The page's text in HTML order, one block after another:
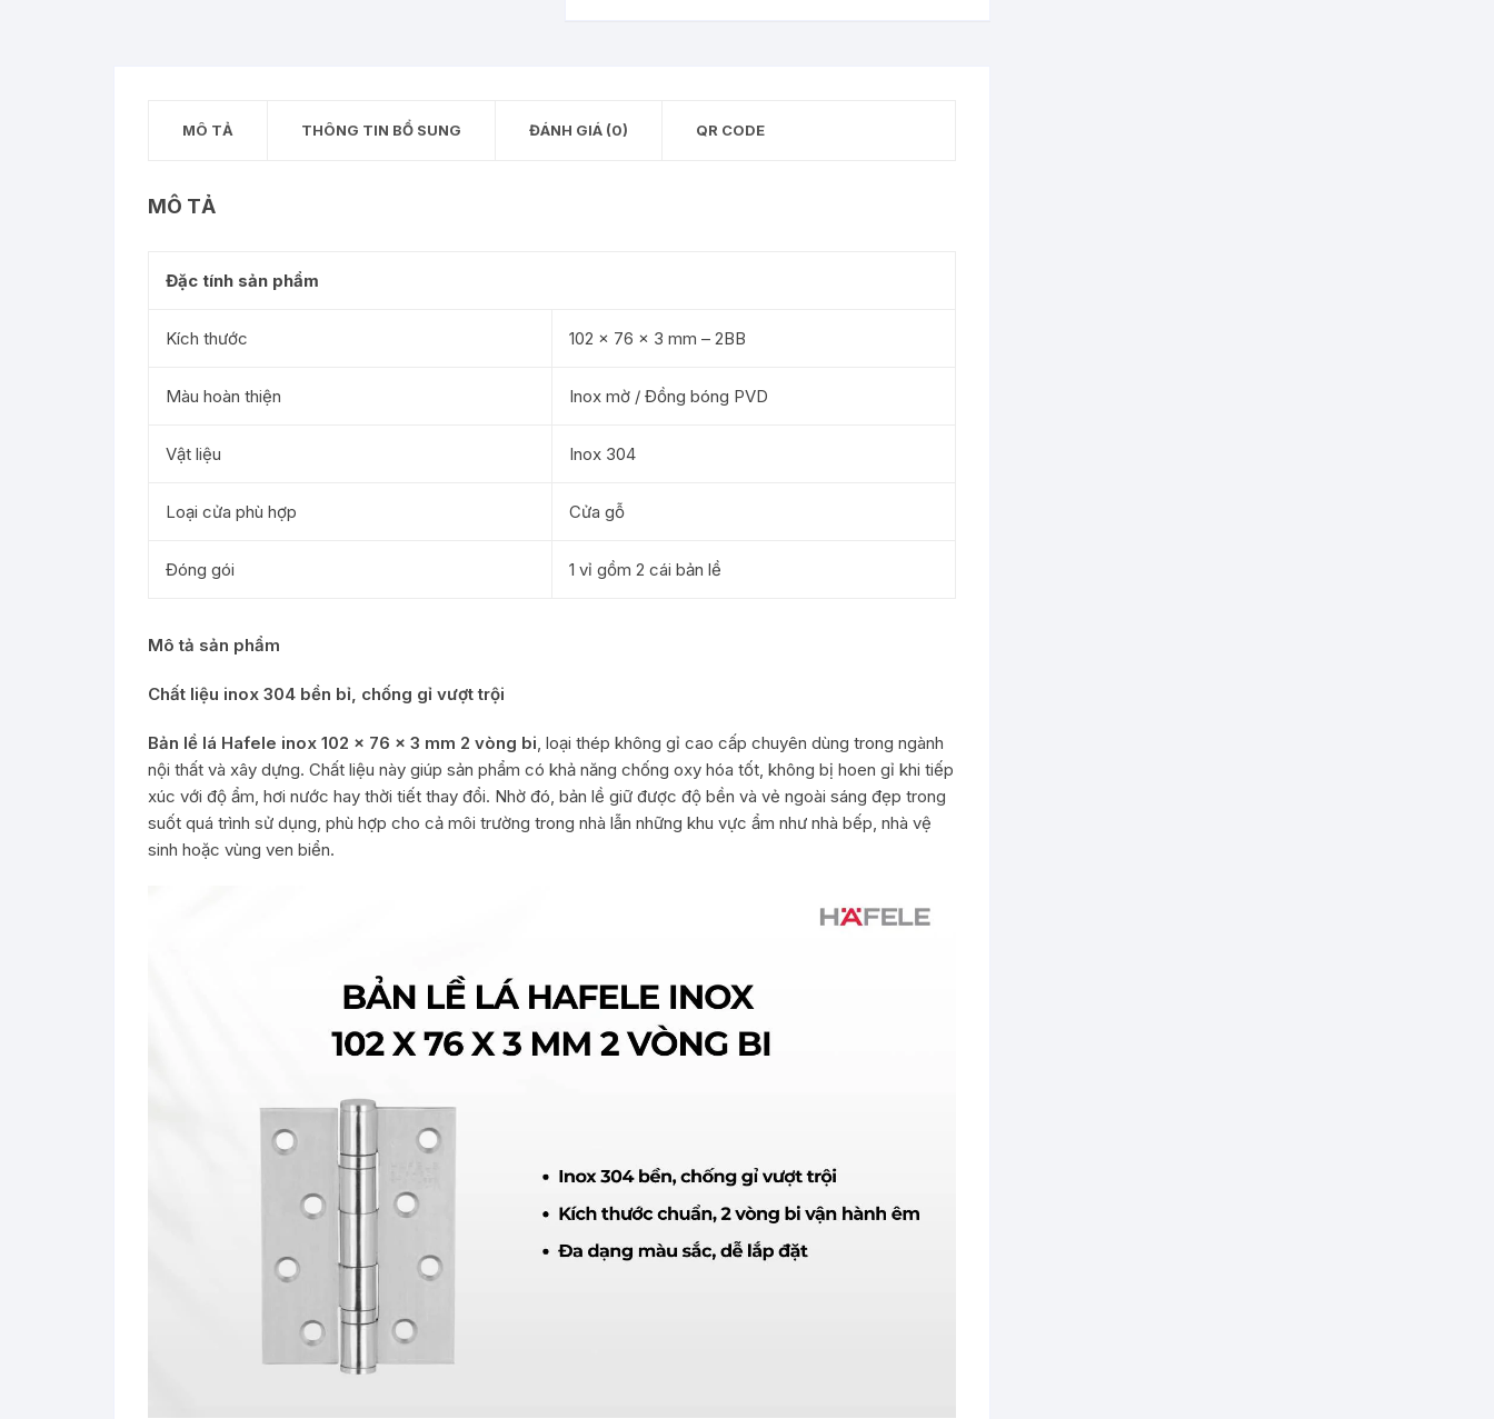
đồng
MÔ TẢ THÔNG TIN BỔ SUNG ĐÁNH GIÁ (0) QR CODE
MÔ TẢ
Đặc tính sản phẩm
Kích thước 102 x 76 x 3 mm – 2BB
Màu hoàn thiện Inox mờ / Đồng bóng PVD
Vật liệu Inox 304
Loại cửa phù hợp Cửa gỗ
Đóng gói 1 vỉ gồm 2 cái bản lề
Mô tả sản phẩm
Chất liệu inox 304 bền bỉ, chống gỉ vượt trội
Bản lề lá Hafele inox 102 x 76 x 3 mm 2 vòng bi, loại thép không gỉ cao cấp chuyên dùng trong ngành
nội thất và xây dựng. Chất liệu này giúp sản phẩm có khả năng chống oxy hóa tốt, không bị hoen gỉ khi tiếp
xúc với độ ẩm, hơi nước hay thời tiết thay đổi. Nhờ đó, bản lề giữ được độ bền và vẻ ngoài sáng đẹp trong
suốt quá trình sử dụng, phù hợp cho cả môi trường trong nhà lẫn những khu vực ẩm như nhà bếp, nhà vệ
sinh hoặc vùng ven biển.